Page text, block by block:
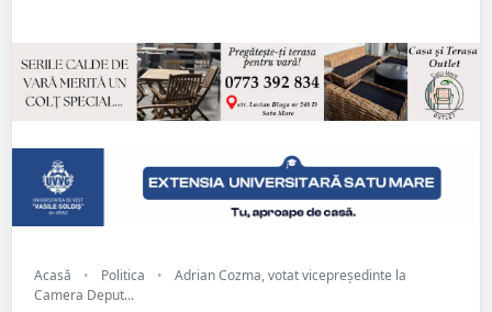
Acasă • Politica •
Adrian Cozma, votat vicepreședinte la
Camera Deput...